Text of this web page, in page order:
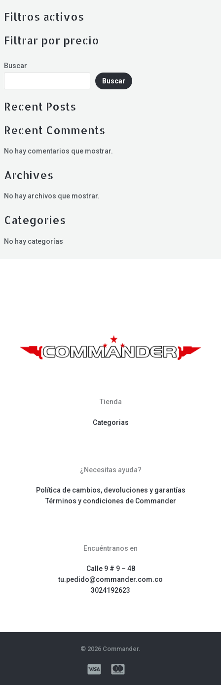
Filtros activos
Filtrar por precio
Buscar
Buscar
Recent Posts
Recent Comments
No hay comentarios que mostrar.
Archives
No hay archivos que mostrar.
Categories
No hay categorías
Tienda
Categorias
¿Necesitas ayuda?
Política de cambios, devoluciones y garantías
Términos y condiciones de Commander
Encuéntranos en
Calle 9 # 9 – 48
tu.pedido@commander.com.co
3024192623
© 2026 Commander.